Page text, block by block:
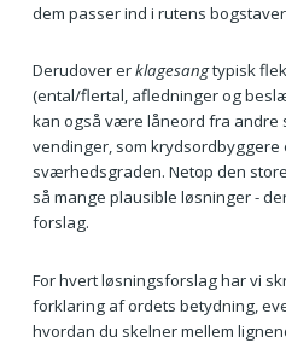
dem passer ind i rutens
Derudover erklagesangtypisk
(ental/flertal, afledninger og
kan også være låneord fra andre
vendinger, som
sværhedsgraden. Netop den
så mange plausible løsninger -
forslag.
For hvert løsningsforslag har vi
forklaring af ordets betydning,
hvordan du skelner mellem